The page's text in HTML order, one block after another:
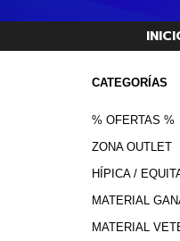
CATEGORÍAS
% OFERTAS %
ZONA OUTLET
HÍPICA /
MATERIAL
MATERIAL